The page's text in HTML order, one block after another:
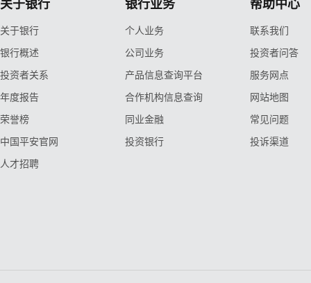
关于银行
关于银行
银行概述
投资者关系
年度报告
荣誉榜
中国平安官网
人才招聘
银行业务
个人业务
公司业务
产品信息查询平台
合作机构信息查询
同业金融
投资银行
帮助中心
联系我们
投资者问答
服务网点
网站地图
常见问题
投诉渠道